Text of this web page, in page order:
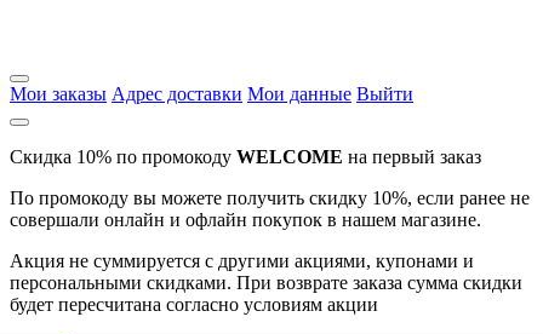
Мои заказы Адрес доставки Мои данные Выйти
Скидка 10% по промокоду WELCOME на первый заказ
По промокоду вы можете получить скидку 10%, если ранее не
совершали онлайн и офлайн покупок в нашем магазине.
Акция не суммируется с другими акциями, купонами и
персональными скидками. При возврате заказа сумма скидки
будет пересчитана согласно условиям акции